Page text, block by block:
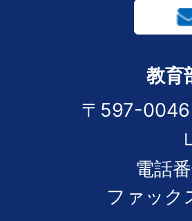
教育
〒597-
電話
ファッ